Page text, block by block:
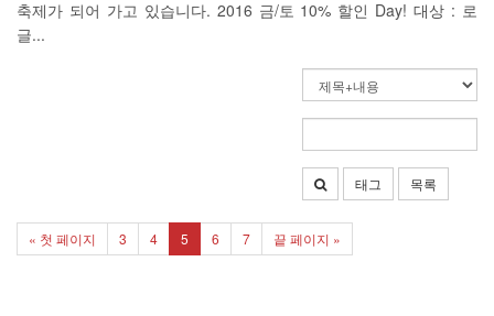
축제가 되어 가고 있습니다. 2016 금/토 10% 할인 Day! 대상 : 로
글...
태그 목록
« 첫 페이지 3 4 5 6 7 끝 페이지 »